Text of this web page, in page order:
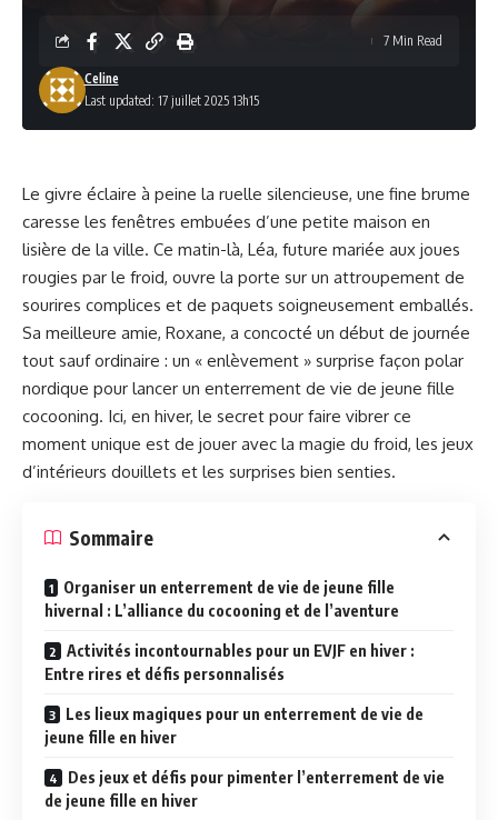
Last updated: 17 juillet 2025 13h15
Celine
7 Min Read
Le givre éclaire à peine la ruelle silencieuse, une fine brume
caresse les fenêtres embuées d’une petite maison en
lisière de la ville. Ce matin-là, Léa, future mariée aux joues
rougies par le froid, ouvre la porte sur un attroupement de
sourires complices et de paquets soigneusement emballés.
Sa meilleure amie, Roxane, a concocté un début de journée
tout sauf ordinaire : un « enlèvement » surprise façon polar
nordique pour lancer un enterrement de vie de jeune fille
cocooning. Ici, en hiver, le secret pour faire vibrer ce
moment unique est de jouer avec la magie du froid, les jeux
d’intérieurs douillets et les surprises bien senties.
Sommaire
Organiser un enterrement de vie de jeune fille
hivernal : L’alliance du cocooning et de l’aventure
Activités incontournables pour un EVJF en hiver :
Entre rires et défis personnalisés
Les lieux magiques pour un enterrement de vie de
jeune fille en hiver
Des jeux et défis pour pimenter l’enterrement de vie
de jeune fille en hiver